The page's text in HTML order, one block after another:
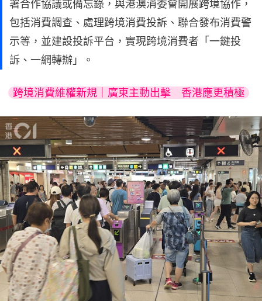
署合作協議或備忘錄，與港澳消委會開展跨境協作，
包括消費調查、處理跨境消費投訴、聯合發布消費警
示等，並建設投訴平台，實現跨境消費者「一鍵投
訴、一網轉辦」。
跨境消費維權新規｜廣東主動出擊　香港應更積極